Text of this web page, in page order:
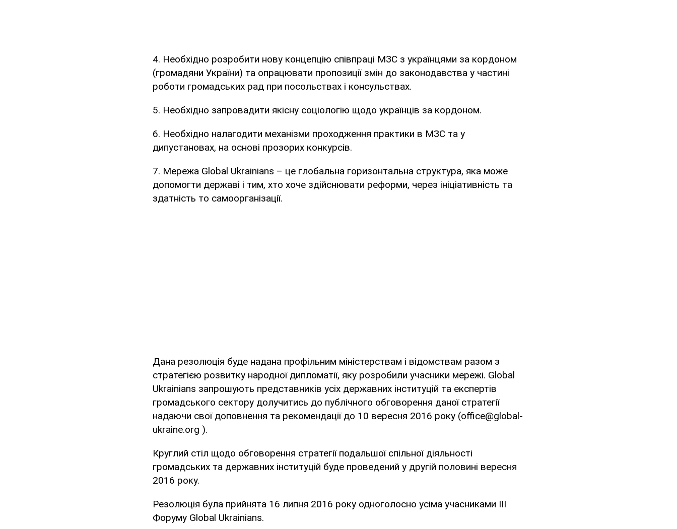
4. Необхідно розробити нову концепцію співпраці МЗС з українцями за кордоном
(громадяни України) та опрацювати пропозиції змін до законодавства у частині
роботи громадських рад при посольствах і консульствах.
5. Необхідно запровадити якісну соціологію щодо українців за кордоном.
6. Необхідно налагодити механізми проходження практики в МЗС та у
дипустановах, на основі прозорих конкурсів.
7. Мережа Global Ukrainians – це глобальнa горизонтальна структура, яка може
допомогти державі і тим, хто хоче здійснювати реформи, через ініціативність та
здатність то самоорганізації.
Дана резолюція буде надана профільним міністерствам і відомствам разом з
стратегією розвитку народної дипломатії, яку розробили учасники мережі. Global
Ukrainians запрошують представників усіх державних інституцій та експертів
громадського сектору долучитись до публічного обговорення даної стратегії
надаючи свої доповнення та рекомендації до 10 вересня 2016 року (office@global­
ukraine.org ).
Круглий стіл щодо обговорення стратегії подальшої спільної діяльності
громадських та державних інституцій буде проведений у другій половині вересня
2016 року.
Резолюція була прийнята 16 липня 2016 року одноголосно усіма учасниками ІIІ
Форуму Global Ukrainians.